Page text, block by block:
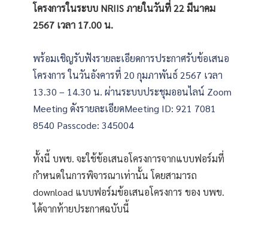
โครงการในระบบ NRIIS ภายในวันที่ 22 มีนาคม
2567 เวลา 17.00 น.
พร้อมเชิญรับฟังรายละเอียดการประกาศรับข้อเสนอ
โครงการ ในวันอังคารที่ 20 กุมภาพันธ์ 2567 เวลา
13.30 – 14.30 น. ผ่านระบบประชุมออนไลน์ Zoom
Meeting ดังรายละเอียดMeeting ID: 921 7081
8540 Passcode: 345004
ทั้งนี้ บพข. จะใช้ข้อเสนอโครงการจากแบบฟอร์มที่
กำหนดในการพิจารณาเท่านั้น โดยสามารถ
download แบบฟอร์มข้อเสนอโครงการ ของ บพข.
ได้จากท้ายประกาศฉบับนี้